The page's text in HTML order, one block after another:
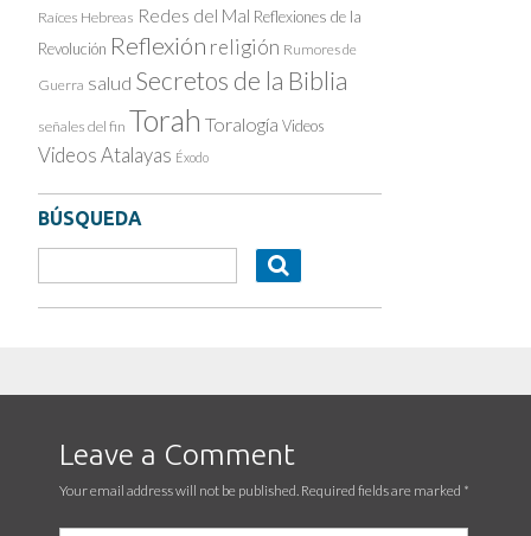
Raíces Hebreas Redes del Mal Reflexiones de la
Revolución Reflexión religión Rumores de
Guerra salud Secretos de la Biblia
señales del fin Torah Toralogía Videos
Videos Atalayas Éxodo
BÚSQUEDA
Leave a Comment
Your email address will not be published. Required fields are marked *